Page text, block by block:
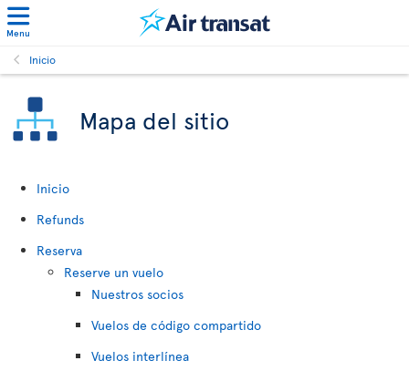
Menu
Inicio
Mapa del sitio
Inicio
Refunds
Reserva
Reserve un vuelo
Nuestros socios
Vuelos de código compartido
Vuelos interlínea